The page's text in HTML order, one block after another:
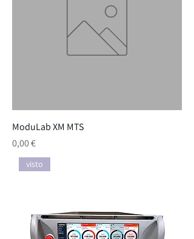
ModuLab XM MTS
Preço
0,00 €
visto